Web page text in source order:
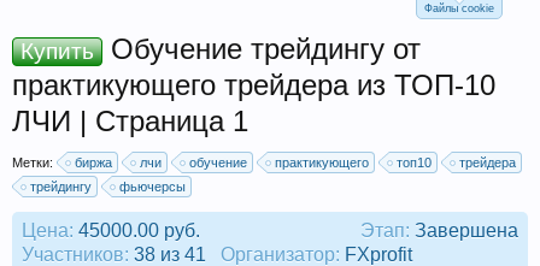
Файлы cookie
Купить
Обучение трейдингу от
практикующего трейдера из ТОП-10
ЛЧИ | Страница 1
Метки: биржа лчи обучение практикующего топ10
трейдера
трейдингу
фьючерсы
Этап: Завершена
Цена: 45000.00 руб.
Участников: 38 из 41 Организатор: FXprofit